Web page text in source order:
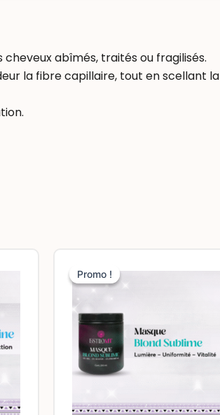
abîmés, traités ou fragilisés.
la fibre capillaire, tout en scellant la
Promo !
Promo !
prix
prix